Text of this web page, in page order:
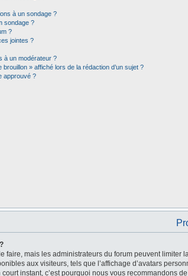
à un sondage ?
sondage ?
?
jointes ?
à un modérateur ?
» affiché lors de la rédaction d’un sujet ?
approuvé ?
faire, mais les administrateurs du forum peuvent
aux visiteurs, tels que l’affichage d’avatars
court instant, c’est pourquoi nous vous recommandons